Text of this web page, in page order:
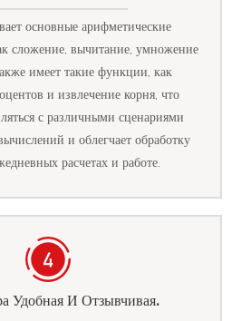
основные арифметические
сложение, вычитание, умножение
имеет такие функции, как
и извлечение корня, что
с различными сценариями
и облегчает обработку
расчетах и ​​работе.
Удобная И Отзывчивая.